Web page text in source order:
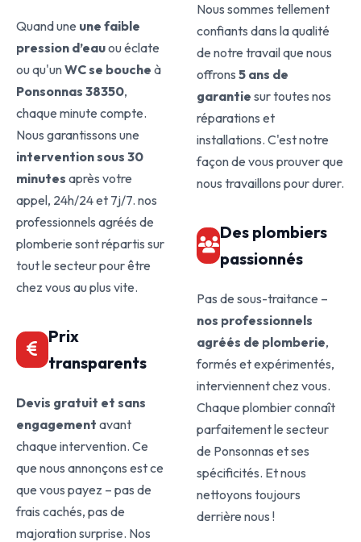
Quand une une faible
pression d’eauou éclate
ou qu'unWC se bouche à
Ponsonnas 38350,
chaque minute compte.
Nous garantissons une
intervention sous 30
minutes après votre
appel, 24h/24 et 7j/7. nos
professionnels agréés de
plomberie sont répartis sur
tout le secteur pour être
chez vous au plus vite.
Prix
transparents
Devis gratuit et sans
engagement avant
chaque intervention. Ce
que nous annonçons est ce
que vous payez – pas de
frais cachés, pas de
majoration surprise. Nos
Nous sommes tellement
confiants dans la qualité
de notre travail que nous
offrons 5 ans de
garantie sur toutes nos
réparations et
installations. C'est notre
façon de vous prouver que
nous travaillons pour durer.
Des plombiers
passionnés
Pas de sous-traitance –
nos professionnels
agréés de plomberie,
formés et expérimentés,
interviennent chez vous.
Chaque plombier connaît
parfaitement le secteur
de Ponsonnas et ses
spécificités. Et nous
nettoyons toujours
derrière nous !